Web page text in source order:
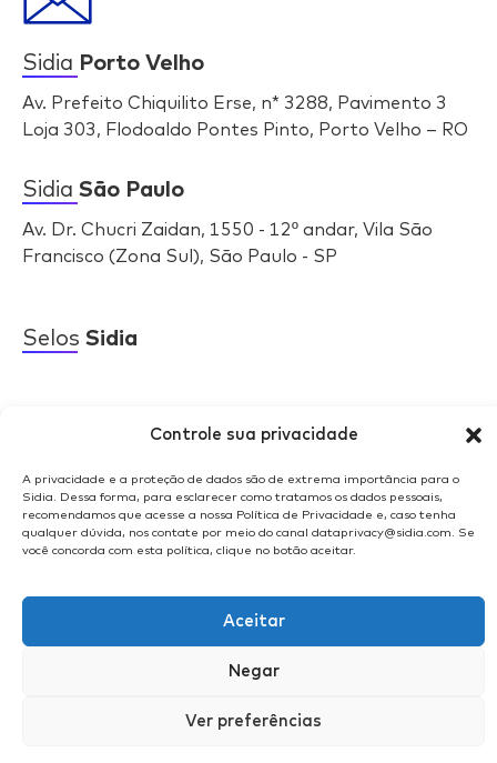
Controle sua privacidade
A privacidade e a proteção de dados são de extrema importância para o
Sidia. Dessa forma, para esclarecer como tratamos os dados pessoais,
recomendamos que acesse a nossa Política de Privacidade e, caso tenha
qualquer dúvida, nos contate por meio do canal dataprivacy@sidia.com. Se
você concorda com esta política, clique no botão aceitar.
Aceitar
Negar
Ver preferências
Sidia Porto Velho
Av. Prefeito Chiquilito Erse, n* 3288, Pavimento 3
Loja 303, Flodoaldo Pontes Pinto, Porto Velho – RO
Sidia São Paulo
Av. Dr. Chucri Zaidan, 1550 - 12º andar, Vila São
Francisco (Zona Sul), São Paulo - SP
Selos Sidia
© 2025 | Sidia Instituto de Ciência e Tecnologia